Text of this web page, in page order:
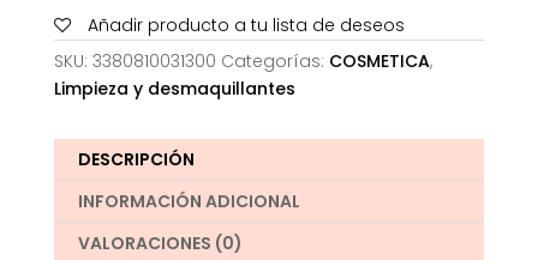
Añadir producto a tu lista de deseos
SKU: 3380810031300 Categorías: COSMETICA,
Limpieza y desmaquillantes
DESCRIPCIÓN
INFORMACIÓN ADICIONAL
VALORACIONES (0)